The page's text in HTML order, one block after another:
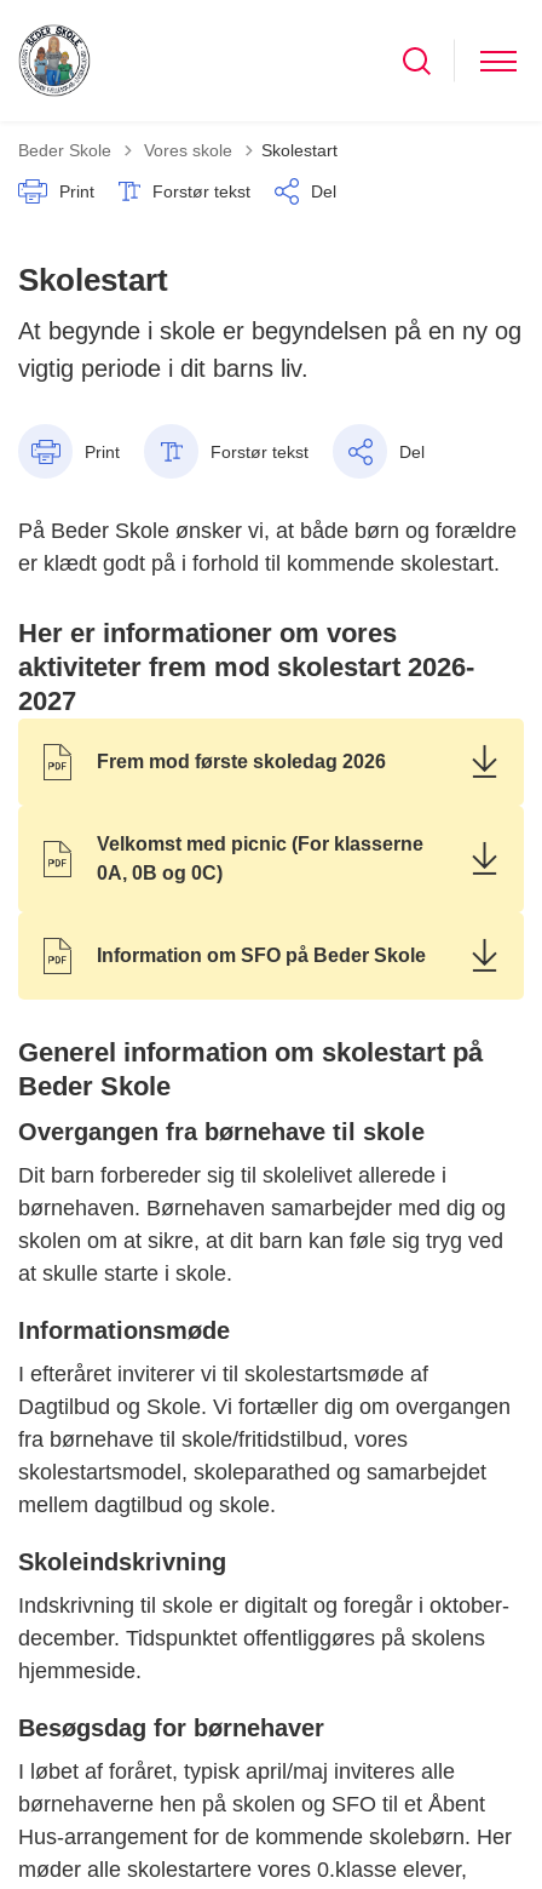
Beder Skole Tilbage til
Vores skole Skolestart
Print Forstør tekst Del
Skolestart
At begynde i skole er begyndelsen på en ny og
vigtig periode i dit barns liv.
Print Forstør tekst Del
På Beder Skole ønsker vi, at både børn og forældre
er klædt godt på i forhold til kommende skolestart.
Her er informationer om vores
aktiviteter frem mod skolestart 2026-
2027
Frem mod første skoledag 2026
Velkomst med picnic (For klasserne
0A, 0B og 0C)
Information om SFO på Beder Skole
Generel information om skolestart på
Beder Skole
Overgangen fra børnehave til skole
Dit barn forbereder sig til skolelivet allerede i
børnehaven. Børnehaven samarbejder med dig og
skolen om at sikre, at dit barn kan føle sig tryg ved
at skulle starte i skole.
Informationsmøde
I efteråret inviterer vi til skolestartsmøde af
Dagtilbud og Skole. Vi fortæller dig om overgangen
fra børnehave til skole/fritidstilbud, vores
skolestartsmodel, skoleparathed og samarbejdet
mellem dagtilbud og skole.
Skoleindskrivning
Indskrivning til skole er digitalt og foregår i oktober-
december. Tidspunktet offentliggøres på skolens
hjemmeside.
Besøgsdag for børnehaver
I løbet af foråret, typisk april/maj inviteres alle
børnehaverne hen på skolen og SFO til et Åbent
Hus-arrangement for de kommende skolebørn. Her
møder alle skolestartere vores 0.klasse elever,